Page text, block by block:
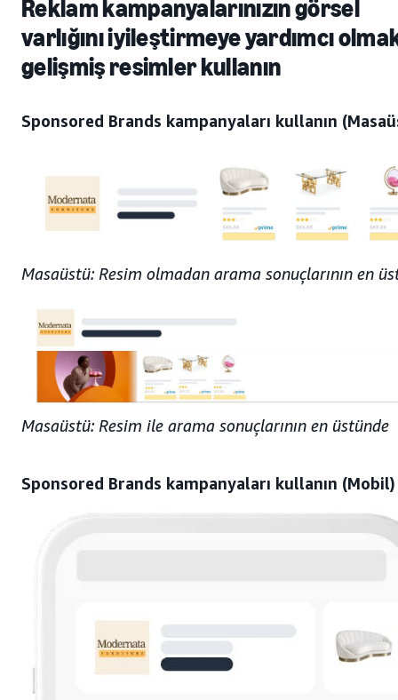
Reklam kampanyalarınızın görsel
varlığını iyileştirmeye yardımcı
gelişmiş resimler kullanın
Sponsored Brands kampanyaları kullanın
Masaüstü: Resim olmadan arama sonuçlarının en
Masaüstü: Resim ile arama sonuçlarının en üstünde
Sponsored Brands kampanyaları kullanın (Mobil)